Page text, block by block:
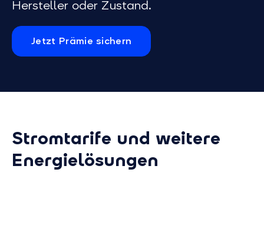
Hersteller oder Zustand.
Jetzt Prämie sichern
Stromtarife und weitere
Energielösungen